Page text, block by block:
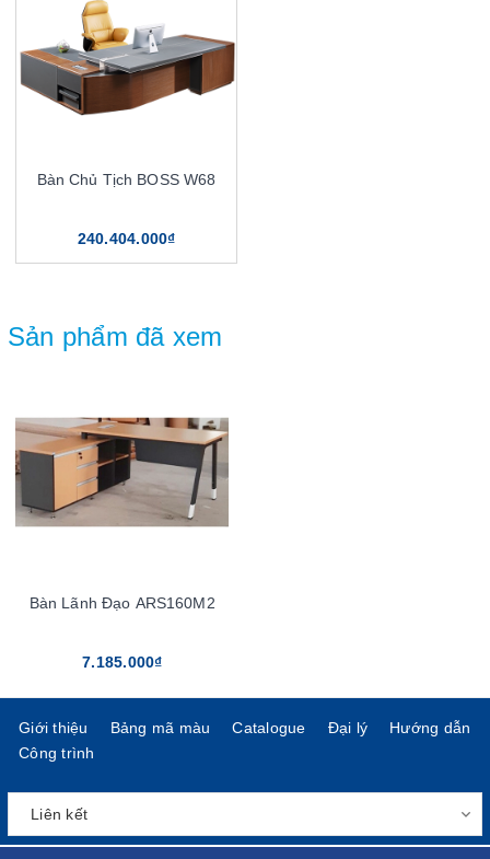
Bàn Chủ Tịch BOSS W68
240.404.000₫
Sản phẩm đã xem
Bàn Lãnh Đạo ARS160M2
7.185.000₫
Giới thiệu Bảng mã màu Catalogue Đại lý
Hướng dẫn
Công trình